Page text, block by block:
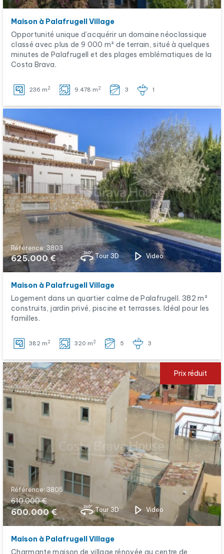
Maison à Palafrugell Village
Opportunité unique d’acquérir un domaine néoclassique
classé avec plus de 9 000 m² de terrain, situé à quelques
minutes de Palafrugell et des plages emblématiques de la
Costa Brava.
236 m 2 9.478 m 2 3 1
Référence: 3803
625.000 € Tour 3D Video
Maison à Palafrugell Village
Logement dans un quartier calme de Palafrugell. 382 m²
construits, jardin privé, piscine et terrasses. Idéal pour les
familles.
382 m 2 320 m 2 5 3
Prix ​​réduit
Référence: 3805
610.000 €
600.000 € Tour 3D Video
Maison à Palafrugell Village
Charmante maison de village rénovée au centre de